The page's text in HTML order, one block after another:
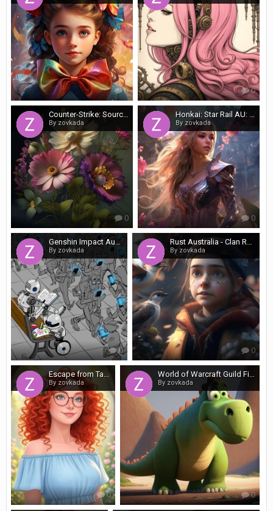
0 0
Counter-Strike: Source AU - Maps & Tactics: Mastering the Battlefield Down Under
By zovkada
0
Honkai: Star Rail AU: Events & Updates – What Aussie Trailblazers Need to Know Right Now
By zovkada
0
Genshin Impact Australia: Events & Banners – What Every Aussie Traveller Needs to Know
By zovkada
0
Rust Australia - Clan Recruitment: Join the Fight Down Under
By zovkada
0
Escape from Tarkov OCE: Mastering Maps and Loot for Australian Raiders
By zovkada
0
World of Warcraft Guild Finder AU Community
By zovkada
0